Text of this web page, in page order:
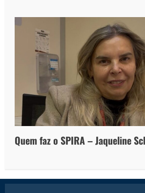
Quem faz o SPIRA – Jaqueline